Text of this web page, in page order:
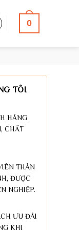
0
TÔI
HÃNG
CHẤT
THÂN
ĐƯỢC
NGHIỆP.
ƯU ĐÃI
KHI